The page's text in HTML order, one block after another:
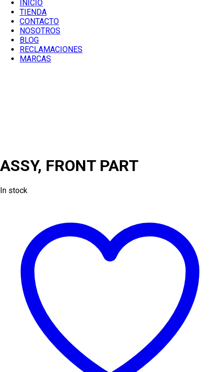
INICIO
TIENDA
CONTACTO
NOSOTROS
BLOG
RECLAMACIONES
MARCAS
ASSY, FRONT PART
In stock